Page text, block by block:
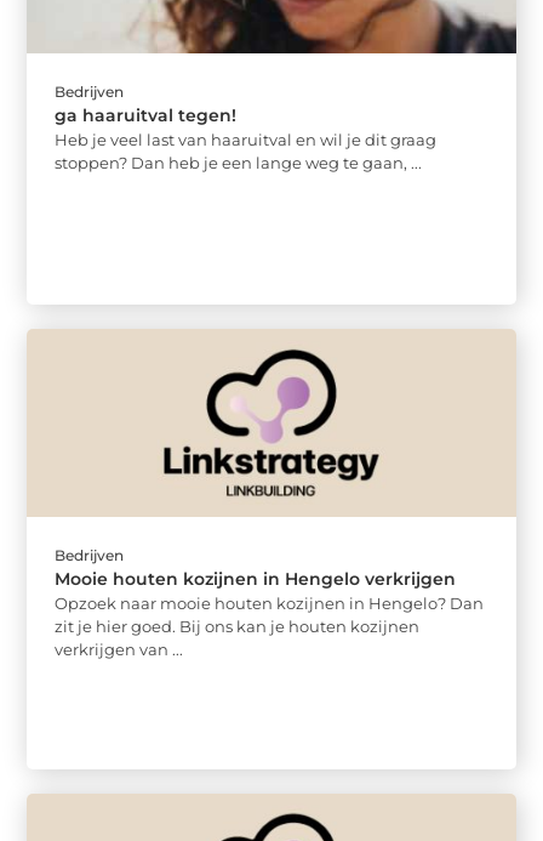
Bedrijven
ga haaruitval tegen!
Heb je veel last van haaruitval en wil je dit graag
stoppen? Dan heb je een lange weg te gaan, ...
Bedrijven
Mooie houten kozijnen in Hengelo verkrijgen
Opzoek naar mooie houten kozijnen in Hengelo? Dan
zit je hier goed. Bij ons kan je houten kozijnen
verkrijgen van ...